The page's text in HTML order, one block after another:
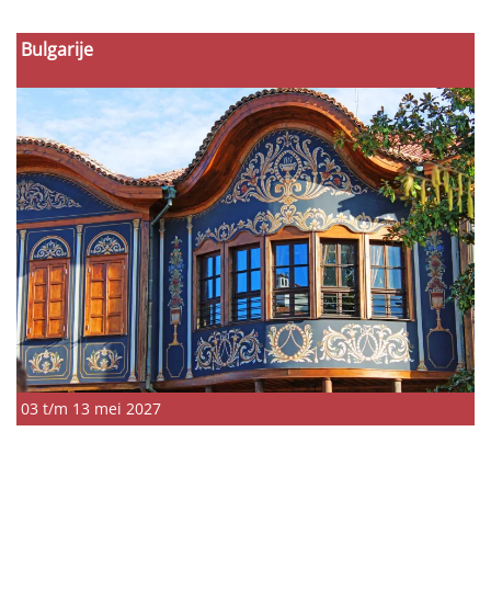
Bulgarije
03 t/m 13 mei 2027